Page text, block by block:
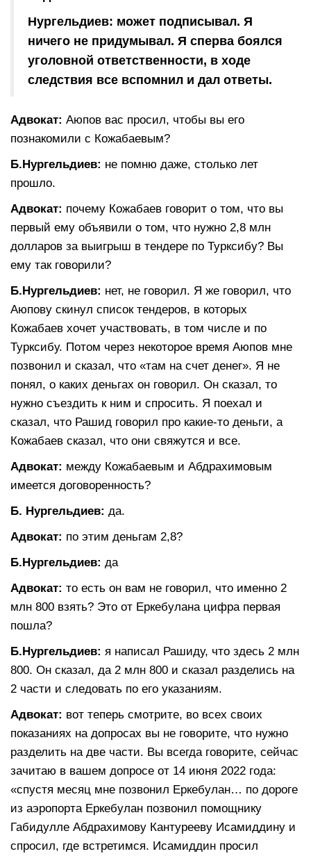
Нургельдиев: может подписывал. Я
ничего не придумывал. Я сперва боялся
уголовной ответственности, в ходе
следствия все вспомнил и дал ответы.
Адвокат: Аюпов вас просил, чтобы вы его
познакомили с Кожабаевым?
Б.Нургельдиев: не помню даже, столько лет
прошло.
Адвокат: почему Кожабаев говорит о том, что вы
первый ему объявили о том, что нужно 2,8 млн
долларов за выигрыш в тендере по Турксибу? Вы
ему так говорили?
Б.Нургельдиев: нет, не говорил. Я же говорил, что
Аюпову скинул список тендеров, в которых
Кожабаев хочет участвовать, в том числе и по
Турксибу. Потом через некоторое время Аюпов мне
позвонил и сказал, что «там на счет денег». Я не
понял, о каких деньгах он говорил. Он сказал, то
нужно съездить к ним и спросить. Я поехал и
сказал, что Рашид говорил про какие-то деньги, а
Кожабаев сказал, что они свяжутся и все.
Адвокат: между Кожабаевым и Абдрахимовым
имеется договоренность?
Б. Нургельдиев: да.
Адвокат: по этим деньгам 2,8?
Б.Нургельдиев: да
Адвокат: то есть он вам не говорил, что именно 2
млн 800 взять? Это от Еркебулана цифра первая
пошла?
Б.Нургельдиев: я написал Рашиду, что здесь 2 млн
800. Он сказал, да 2 млн 800 и сказал разделись на
2 части и следовать по его указаниям.
Адвокат: вот теперь смотрите, во всех своих
показаниях на допросах вы не говорите, что нужно
разделить на две части. Вы всегда говорите, сейчас
зачитаю в вашем допросе от 14 июня 2022 года:
«спустя месяц мне позвонил Еркебулан… по дороге
из аэропорта Еркебулан позвонил помощнику
Габидулле Абдрахимову Кантурееву Исамиддину и
спросил, где встретимся. Исамиддин просил